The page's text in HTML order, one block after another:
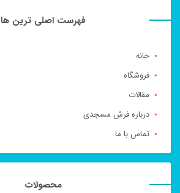
فهرست اصلی ترین ها
خانه
فروشگاه
مقالات
درباره فرش مسجدی
تماس با ما
محصولات